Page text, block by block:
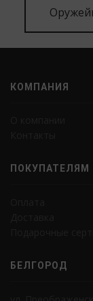
КОМПАНИЯ
ПОКУПАТЕЛЯМ
БЕЛГОРОД